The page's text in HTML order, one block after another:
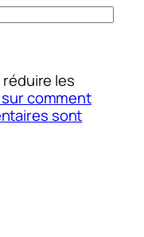
les
comment
sont